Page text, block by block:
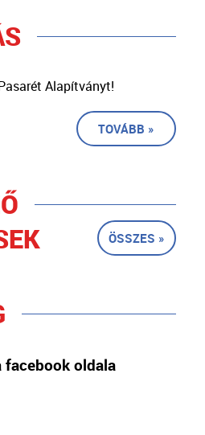
Alapítványt!
TOVÁBB »
ÖSSZES »
facebook oldala